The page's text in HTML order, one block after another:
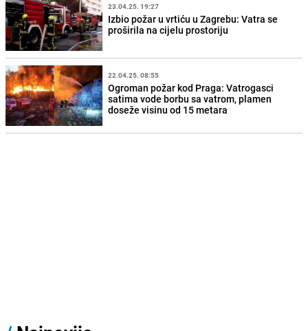
23.04.25. 19:27
Izbio požar u vrtiću u Zagrebu: Vatra se
proširila na cijelu prostoriju
22.04.25. 08:55
Ogroman požar kod Praga: Vatrogasci
satima vode borbu sa vatrom, plamen
doseže visinu od 15 metara